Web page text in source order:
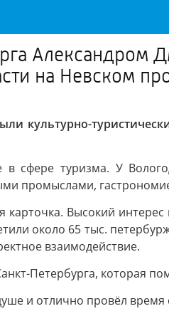
Александром
на Невском
культурно-
сфере туризма. У
промыслами,
Высокий
около 65 тыс.
взаимодействие.
Петербурга, которая
и отлично провёл время